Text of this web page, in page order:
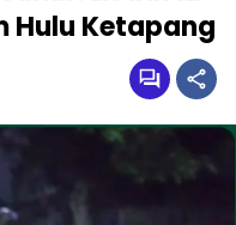
Hulu Ketapang